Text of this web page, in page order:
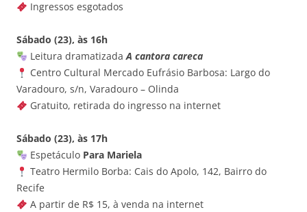
Ingressos esgotados
Sábado (23), às 16h
Leitura dramatizadaA cantora careca
Centro Cultural Mercado Eufrásio Barbosa: Largo do
Varadouro, s/n, Varadouro – Olinda
Gratuito, retirada do ingresso na internet
Sábado (23), às 17h
Espetáculo Para Mariela
Teatro Hermilo Borba: Cais do Apolo, 142, Bairro do
Recife
A partir de R$ 15, à venda na internet